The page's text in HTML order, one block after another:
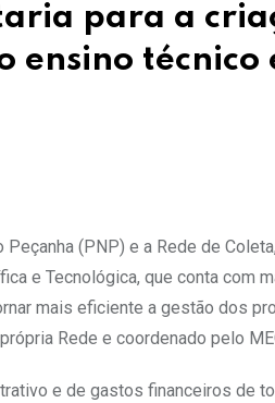
para a
ensino técnico
(PNP) e a Rede de
e Tecnológica, que conta com
mais eficiente a gestão dos
Rede e coordenado pelo
e de gastos financeiros de